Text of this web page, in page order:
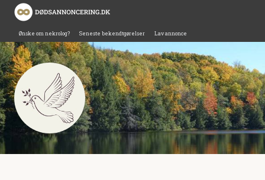
Ønske om nekrolog? Seneste bekendtgørelser Lav annonce